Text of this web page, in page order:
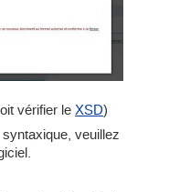
vérifier le XSD)
syntaxique, veuillez